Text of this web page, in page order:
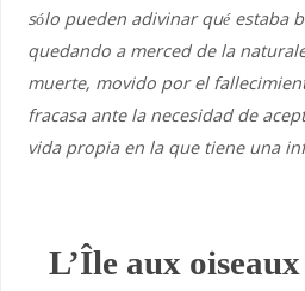
sólo pueden adivinar qué estaba
quedando a merced de la
muerte, movido por el
fracasa ante la necesidad de
vida propia en la que tiene una
L’Île aux